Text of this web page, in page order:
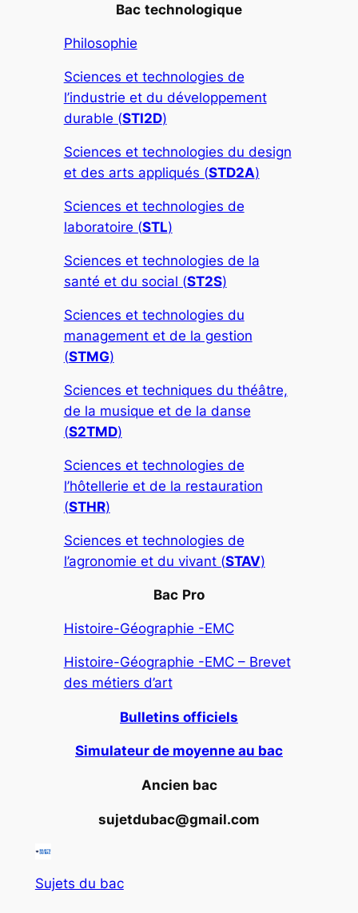
Bac technologique
Philosophie
Sciences et technologies de
l’industrie et du développement
durable (STI2D)
Sciences et technologies du design
et des arts appliqués (STD2A)
Sciences et technologies de
laboratoire (STL)
Sciences et technologies de la
santé et du social (ST2S)
Sciences et technologies du
management et de la gestion
(STMG)
Sciences et techniques du théâtre,
de la musique et de la danse
(S2TMD)
Sciences et technologies de
l’hôtellerie et de la restauration
(STHR)
Sciences et technologies de
l’agronomie et du vivant (STAV)
Bac Pro
Histoire-Géographie -EMC
Histoire-Géographie -EMC – Brevet
des métiers d’art
Bulletins officiels
Simulateur de moyenne au bac
Ancien bac
sujetdubac@gmail.com
Sujets du bac